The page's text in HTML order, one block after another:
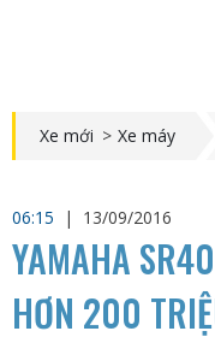
Xe mới > Xe máy
06:15
| 13/09/2016
YAMAHA
HƠN 200